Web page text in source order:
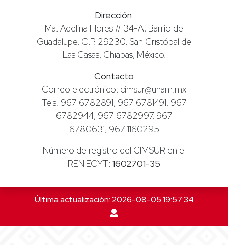
Dirección:
Ma. Adelina Flores # 34-A, Barrio de
Guadalupe, C.P. 29230. San Cristóbal de
Las Casas, Chiapas, México.
Contacto
Correo electrónico: cimsur@unam.mx
Tels. 967 6782891, 967 6781491, 967
6782944, 967 6782997, 967
6780631, 967 1160295
Número de registro del CIMSUR en el
RENIECYT: 1602701-35
Última actualización: 2026-08-05 19:57:34